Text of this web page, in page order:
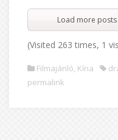
Load more posts
(Visited 263 times, 1
Filmajánló, Kína
permalink